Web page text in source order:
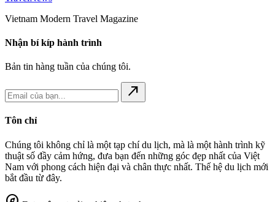
Vietnam Modern Travel Magazine
Nhận bí kíp hành trình
Bản tin hàng tuần của chúng tôi.
north_east
Tôn chỉ
Chúng tôi không chỉ là một tạp chí du lịch, mà là một hành trình kỹ
thuật số đầy cảm hứng, đưa bạn đến những góc đẹp nhất của Việt
Nam với phong cách hiện đại và chân thực nhất. Thế hệ du lịch mới
bắt đầu từ đây.